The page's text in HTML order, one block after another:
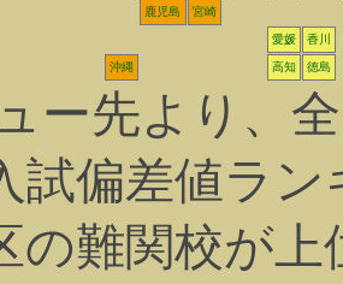
鹿児島 宮崎
愛媛 香川
沖縄 高知 徳島
ー先より、
試偏差値ラ
の難関校が